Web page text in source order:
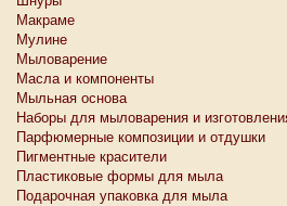
Макраме
Мулине
Мыловарение
Масла и компоненты
Мыльная основа
Наборы для мыловарения и
Парфюмерные композиции и отдушки
Пигментные красители
Пластиковые формы для мыла
Подарочная упаковка для мыла